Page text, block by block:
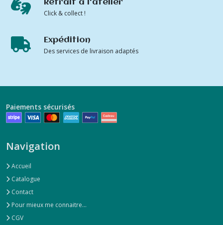
Retrait à l'atelier
Click & collect !
Expédition
Des services de livraison adaptés
Paiements sécurisés
Navigation
Accueil
Catalogue
Contact
Pour mieux me connaitre...
CGV